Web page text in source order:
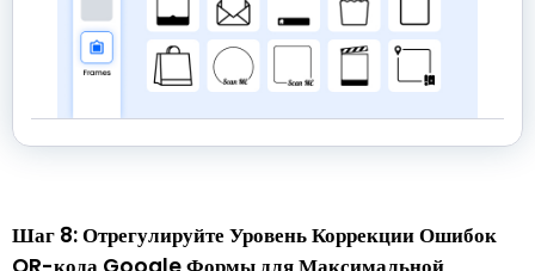
Шаг 8: Отрегулируйте Уровень Коррекции Ошибок